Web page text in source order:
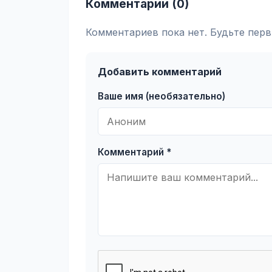
Комментарии (0)
Комментариев пока нет. Будьте
Добавить комментарий
Ваше имя (необязательно)
Комментарий *